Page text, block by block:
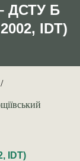
ДСТУ Б
IDT)
IDT)